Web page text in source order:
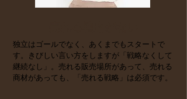
独立はゴールでなく、あくまでもスタートで
す。きびしい言い方をしますが「戦略なくして
継続なし」。売れる販売場所があって、売れる
商材があっても、「売れる戦略」は必須です。